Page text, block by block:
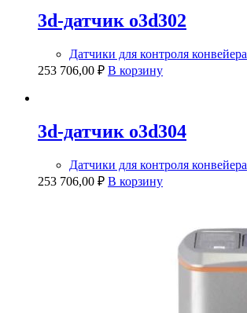
3d-датчик o3d302
Датчики для контроля конвейера
253 706,00 ₽ В корзину
3d-датчик o3d304
Датчики для контроля конвейера
253 706,00 ₽ В корзину